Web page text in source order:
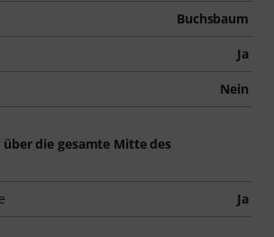
Buchsbaum
Ja
Nein
die gesamte Mitte des
Ja